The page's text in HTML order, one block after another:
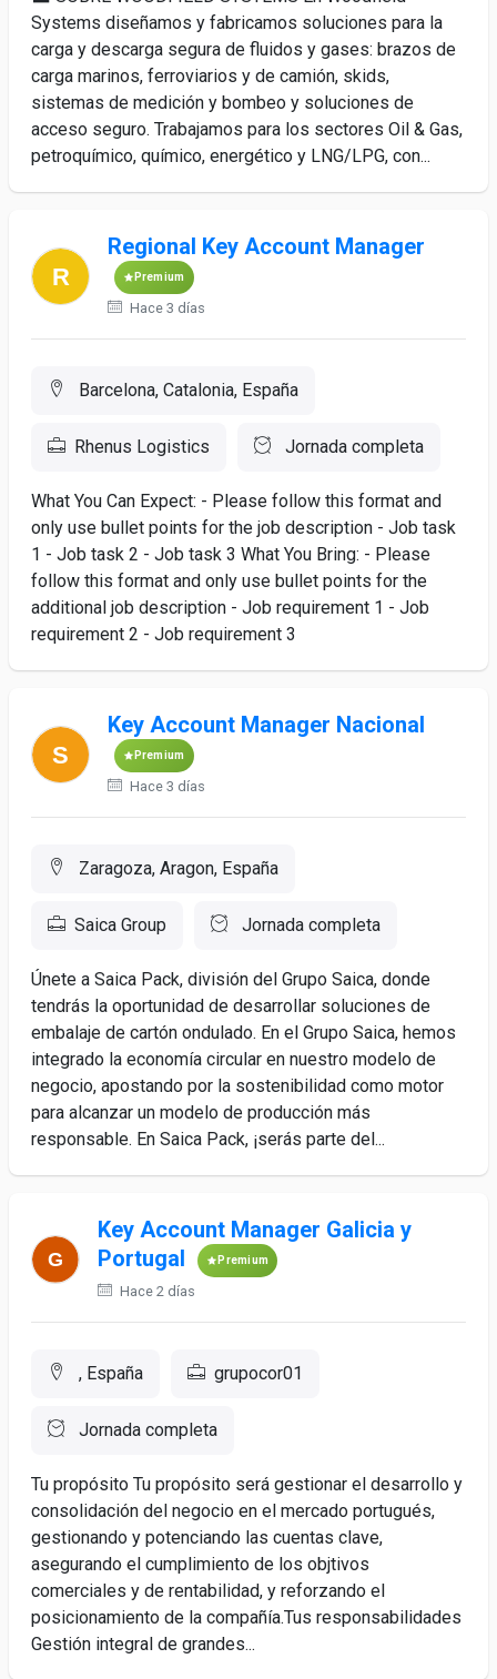
Systems diseñamos y fabricamos soluciones para la
carga y descarga segura de fluidos y gases: brazos de
carga marinos, ferroviarios y de camión, skids,
sistemas de medición y bombeo y soluciones de
acceso seguro. Trabajamos para los sectores Oil & Gas,
petroquímico, químico, energético y LNG/LPG, con...
Regional Key Account Manager
Premium
Hace 3 días
Barcelona, Catalonia, España
Rhenus Logistics Jornada completa
What You Can Expect: - Please follow this format and
only use bullet points for the job description - Job task
1 - Job task 2 - Job task 3 What You Bring: - Please
follow this format and only use bullet points for the
additional job description - Job requirement 1 - Job
requirement 2 - Job requirement 3
Key Account Manager Nacional
Premium
Hace 3 días
Zaragoza, Aragon, España
Saica Group Jornada completa
Únete a Saica Pack, división del Grupo Saica, donde
tendrás la oportunidad de desarrollar soluciones de
embalaje de cartón ondulado. En el Grupo Saica, hemos
integrado la economía circular en nuestro modelo de
negocio, apostando por la sostenibilidad como motor
para alcanzar un modelo de producción más
responsable. En Saica Pack, ¡serás parte del...
Key Account Manager Galicia y
Portugal
Premium
Hace 2 días
, España grupocor01
Jornada completa
Tu propósito Tu propósito será gestionar el desarrollo y
consolidación del negocio en el mercado portugués,
gestionando y potenciando las cuentas clave,
asegurando el cumplimiento de los objtivos
comerciales y de rentabilidad, y reforzando el
posicionamiento de la compañía.Tus responsabilidades
Gestión integral de grandes...